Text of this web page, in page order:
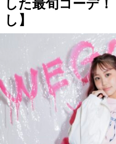
した最旬コーデ
し】